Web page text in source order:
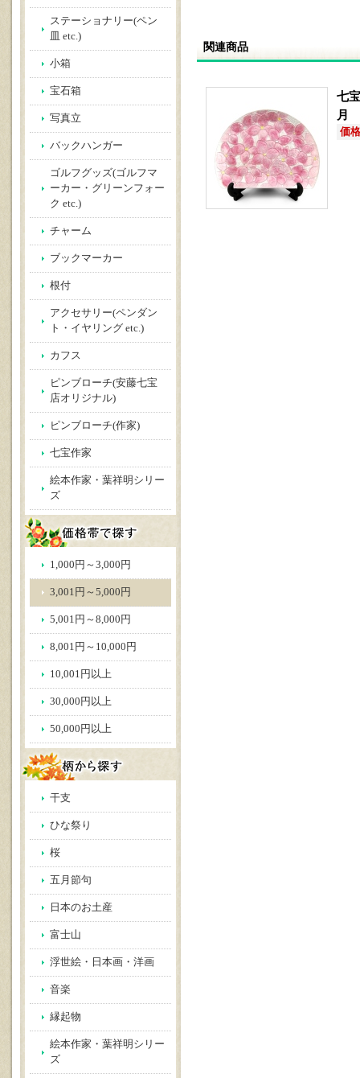
ステーショナリー(ペン
皿 etc.)
小箱
宝石箱
写真立
バックハンガー
ゴルフグッズ(ゴルフマ
ーカー・グリーンフォー
ク etc.)
チャーム
ブックマーカー
根付
アクセサリー(ペンダン
ト・イヤリング etc.)
カフス
ピンブローチ(安藤七宝
店オリジナル)
ピンブローチ(作家)
七宝作家
絵本作家・葉祥明シリー
ズ
1,000円～3,000円
3,001円～5,000円
5,001円～8,000円
8,001円～10,000円
10,001円以上
30,000円以上
50,000円以上
干支
ひな祭り
桜
五月節句
日本のお土産
富士山
浮世絵・日本画・洋画
音楽
縁起物
絵本作家・葉祥明シリー
ズ
関連商品
七
月
価